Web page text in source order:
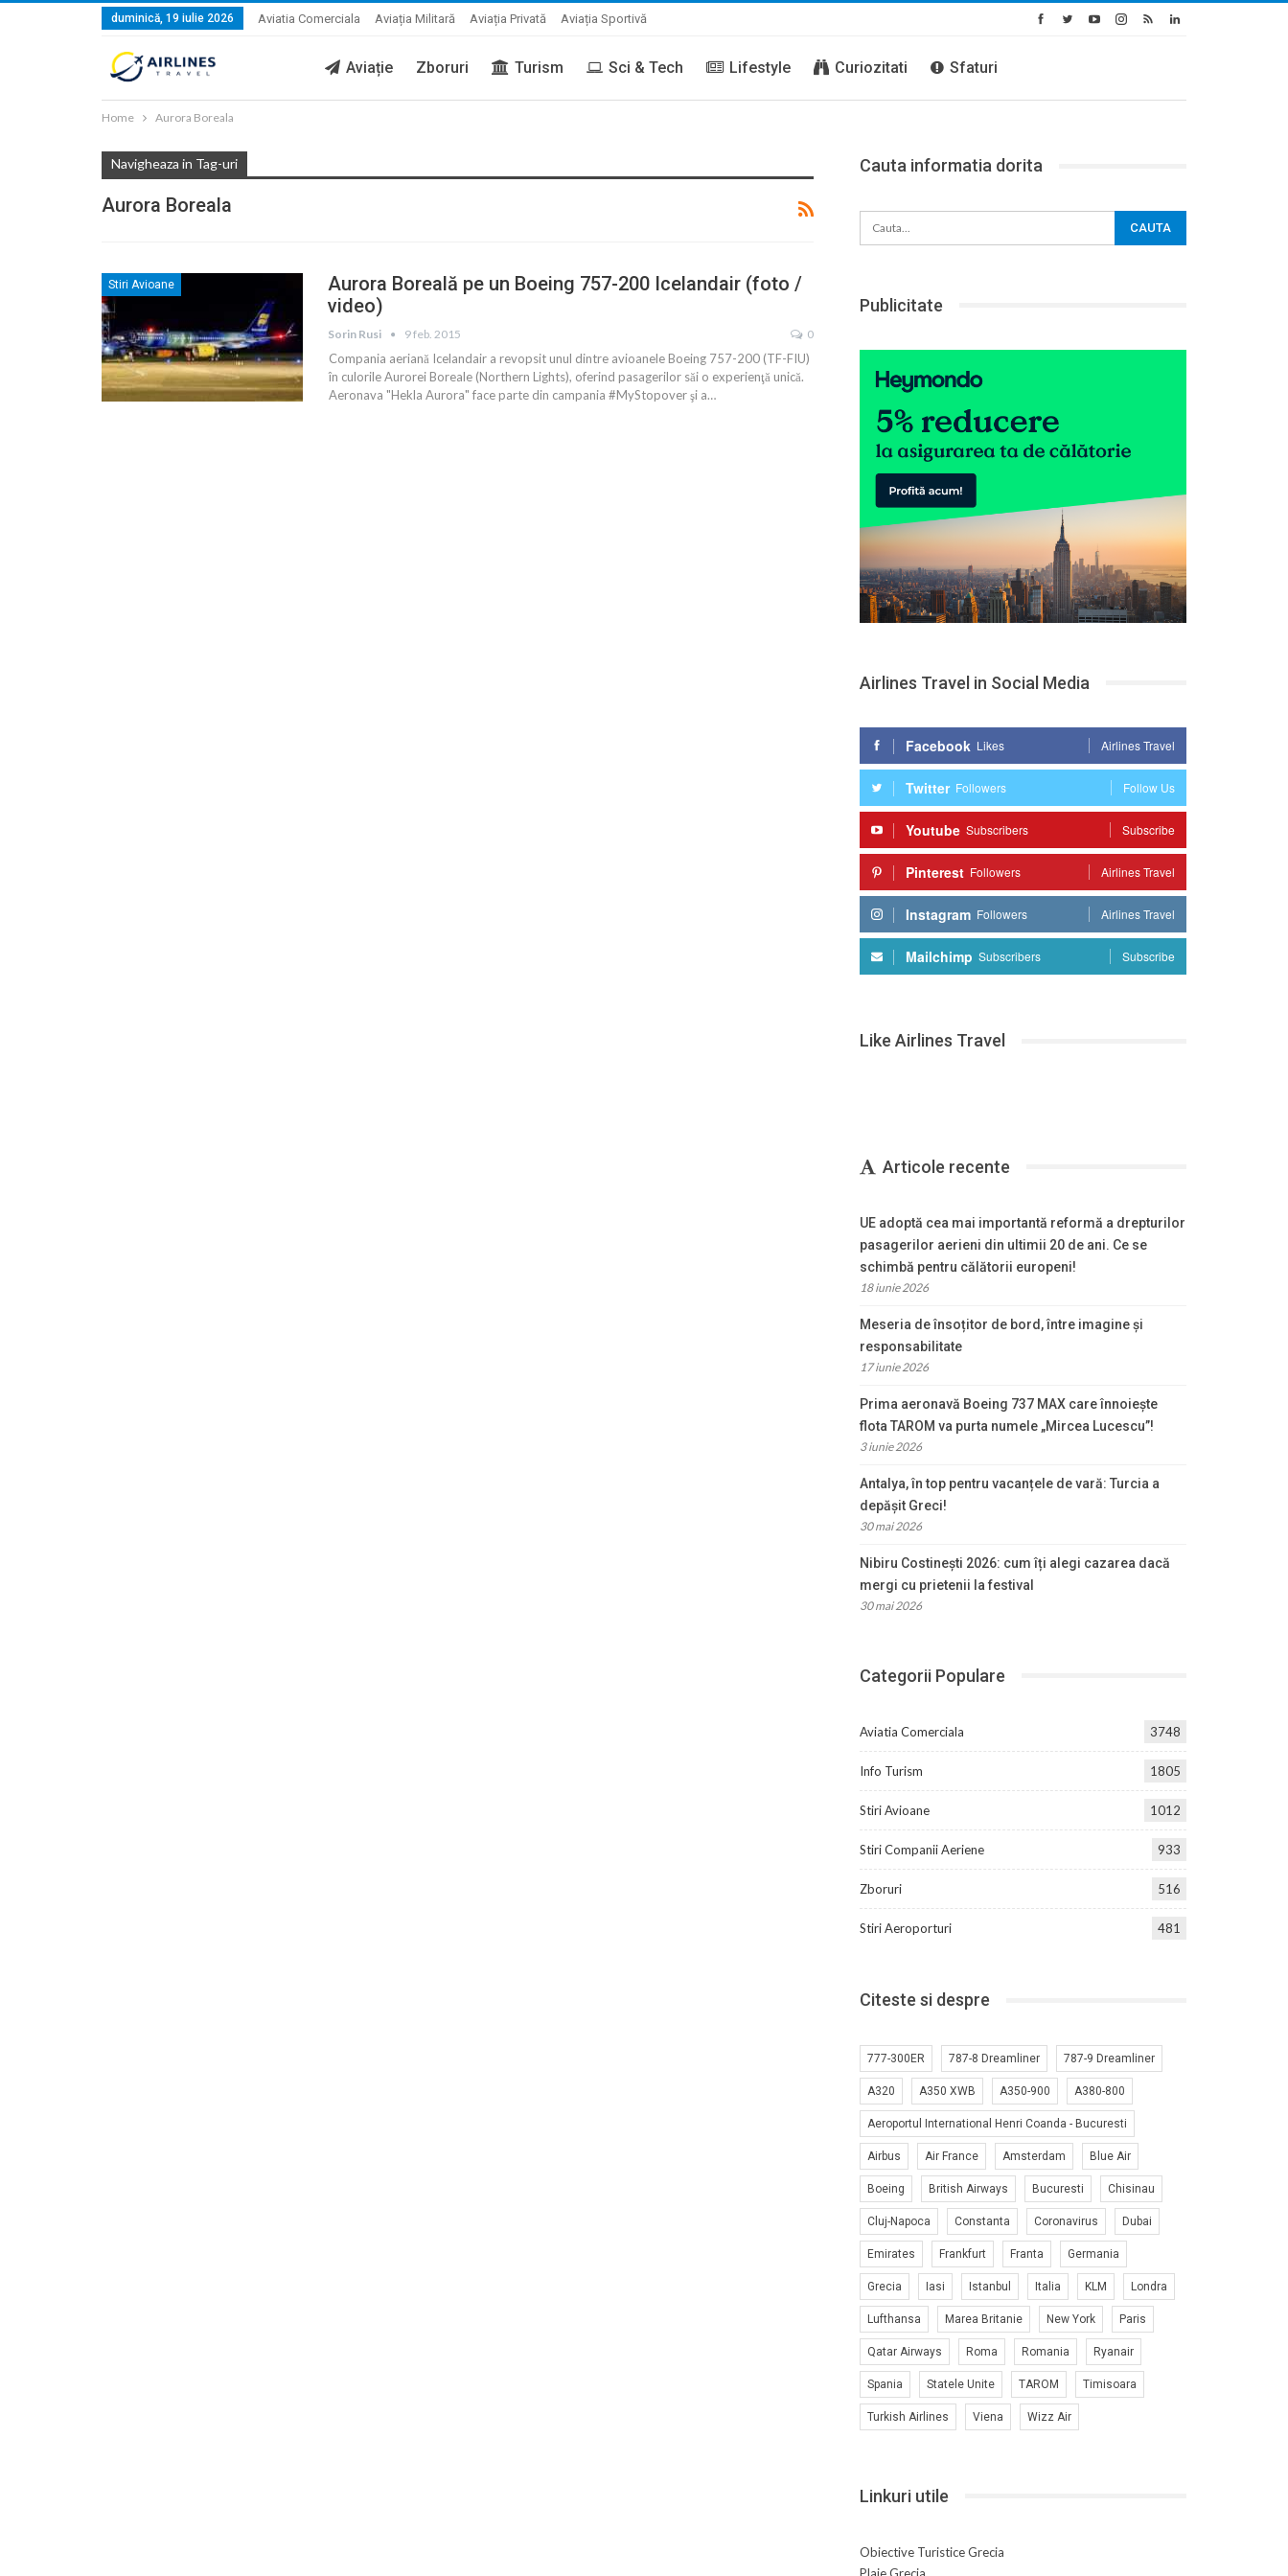
duminică, 19 iulie 2026 Aviatia Comerciala Aviația Militară Aviația Privată Aviația Sportivă
Aviație Zboruri Turism Sci & Tech Lifestyle Curiozitati Sfaturi
Home Aurora Boreala
Navigheaza in Tag-uri
Aurora Boreala
Stiri Avioane
Aurora Boreală pe un Boeing 757-200 Icelandair (foto /
video)
Sorin Rusi 9 feb. 2015 0
Compania aeriană Icelandair a revopsit unul dintre avioanele Boeing 757-200 (TF-FIU)
în culorile Aurorei Boreale (Northern Lights), oferind pasagerilor săi o experienţă unică.
Aeronava "Hekla Aurora" face parte din campania #MyStopover şi a…
Cauta informatia dorita
Publicitate
Airlines Travel in Social Media
Facebook Likes Airlines Travel
Twitter Followers Follow Us
Youtube Subscribers Subscribe
Pinterest Followers Airlines Travel
Instagram Followers Airlines Travel
Mailchimp Subscribers Subscribe
Like Airlines Travel
Articole recente
UE adoptă cea mai importantă reformă a drepturilor
pasagerilor aerieni din ultimii 20 de ani. Ce se
schimbă pentru călătorii europeni!
18 iunie 2026
Meseria de însoțitor de bord, între imagine și
responsabilitate
17 iunie 2026
Prima aeronavă Boeing 737 MAX care înnoiește
flota TAROM va purta numele „Mircea Lucescu”!
3 iunie 2026
Antalya, în top pentru vacanțele de vară: Turcia a
depășit Greci!
30 mai 2026
Nibiru Costinești 2026: cum îți alegi cazarea dacă
mergi cu prietenii la festival
30 mai 2026
Categorii Populare
Aviatia Comerciala 3748
Info Turism 1805
Stiri Avioane 1012
Stiri Companii Aeriene 933
Zboruri 516
Stiri Aeroporturi 481
Citeste si despre
777-300ER 787-8 Dreamliner 787-9 Dreamliner
A320 A350 XWB A350-900 A380-800
Aeroportul International Henri Coanda - Bucuresti
Airbus Air France Amsterdam Blue Air
Boeing British Airways Bucuresti Chisinau
Cluj-Napoca Constanta Coronavirus Dubai
Emirates Frankfurt Franta Germania
Grecia Iasi Istanbul Italia KLM Londra
Lufthansa Marea Britanie New York Paris
Qatar Airways Roma Romania Ryanair
Spania Statele Unite TAROM Timisoara
Turkish Airlines Viena Wizz Air
Linkuri utile
Obiective Turistice Grecia
Plaje Grecia